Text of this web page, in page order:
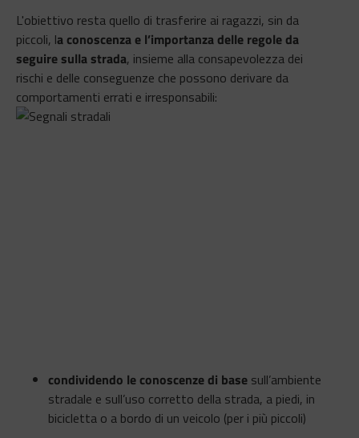
L'obiettivo resta quello di trasferire ai ragazzi, sin da
piccoli, la conoscenza e l’importanza delle regole da
seguire sulla strada, insieme alla consapevolezza dei
rischi e delle conseguenze che possono derivare da
comportamenti errati e irresponsabili:
condividendo le conoscenze di base sull’ambiente
stradale e sull’uso corretto della strada, a piedi, in
bicicletta o a bordo di un veicolo (per i più piccoli)